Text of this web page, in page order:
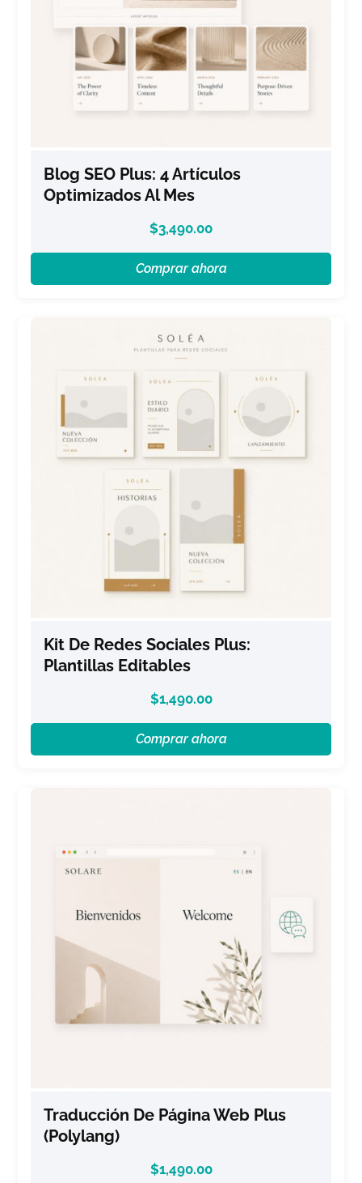
Blog SEO Plus: 4 Artículos
Optimizados Al Mes
$3,490.00
Comprar ahora
Kit De Redes Sociales Plus:
Plantillas Editables
$1,490.00
Comprar ahora
Traducción De Página Web Plus
(Polylang)
$1,490.00